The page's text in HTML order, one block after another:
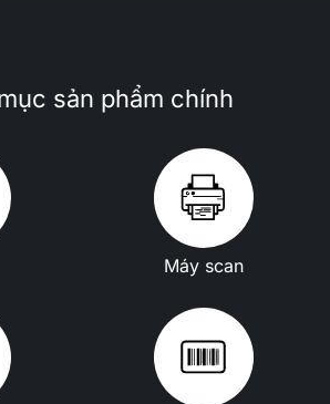
sản phẩm chính
Máy scan